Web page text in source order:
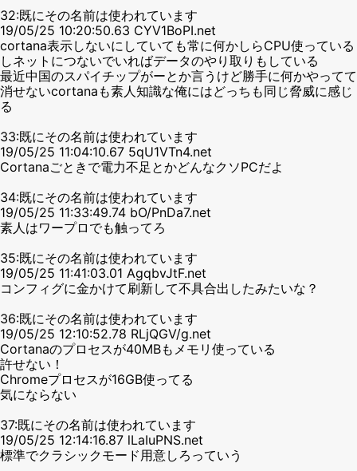
32:既にその名前は使われています
19/05/25 10:20:50.63 CYV1BoPI.net
cortana表示しないにしていても常に何かしらCPU使っている
しネットにつないでいればデータのやり取りもしている
最近中国のスパイチップがーとか言うけど勝手に何かやってて
消せないcortanaも素人知識な俺にはどっちも同じ脅威に感じ
る
33:既にその名前は使われています
19/05/25 11:04:10.67 5qU1VTn4.net
Cortanaごときで電力不足とかどんなクソPCだよ
34:既にその名前は使われています
19/05/25 11:33:49.74 bO/PnDa7.net
素人はワープロでも触ってろ
35:既にその名前は使われています
19/05/25 11:41:03.01 AgqbvJtF.net
コンフィグに金かけて刷新して不具合出したみたいな？
36:既にその名前は使われています
19/05/25 12:10:52.78 RLjQGV/g.net
Cortanaのプロセスが40MBもメモリ使っている
許せない！
Chromeプロセスが16GB使ってる
気にならない
37:既にその名前は使われています
19/05/25 12:14:16.87 lLaIuPNS.net
標準でクラシックモード用意しろっていう